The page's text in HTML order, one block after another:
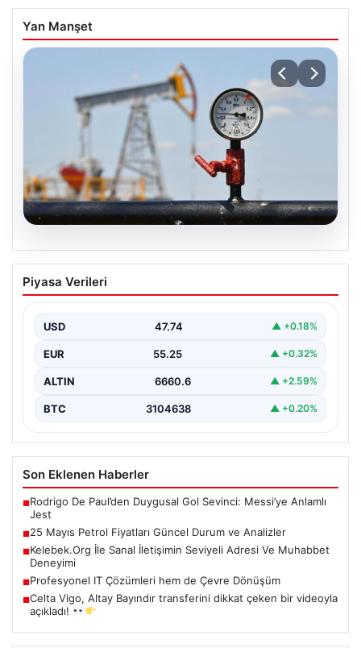
Yan Manşet
25 Mayıs Petrol Fiyatları Güncel Durum
ve Analizler
edilirken, özellikle Orta Doğu bölgesinde yaşanan
gelişmeler petrol…
Piyasa Verileri
USD 47.74 ▲ +0.18%
EUR 55.25 ▲ +0.32%
ALTIN 6660.6 ▲ +2.59%
BTC 3104638 ▲ +0.20%
Son Eklenen Haberler
■Rodrigo De Paul’den Duygusal Gol Sevinci: Messi’ye Anlamlı
Jest
■25 Mayıs Petrol Fiyatları Güncel Durum ve Analizler
■Kelebek.Org İle Sanal İletişimin Seviyeli Adresi Ve Muhabbet
Deneyimi
■Profesyonel IT Çözümleri hem de Çevre Dönüşüm
■Celta Vigo, Altay Bayındır transferini dikkat çeken bir videoyla
açıkladı!